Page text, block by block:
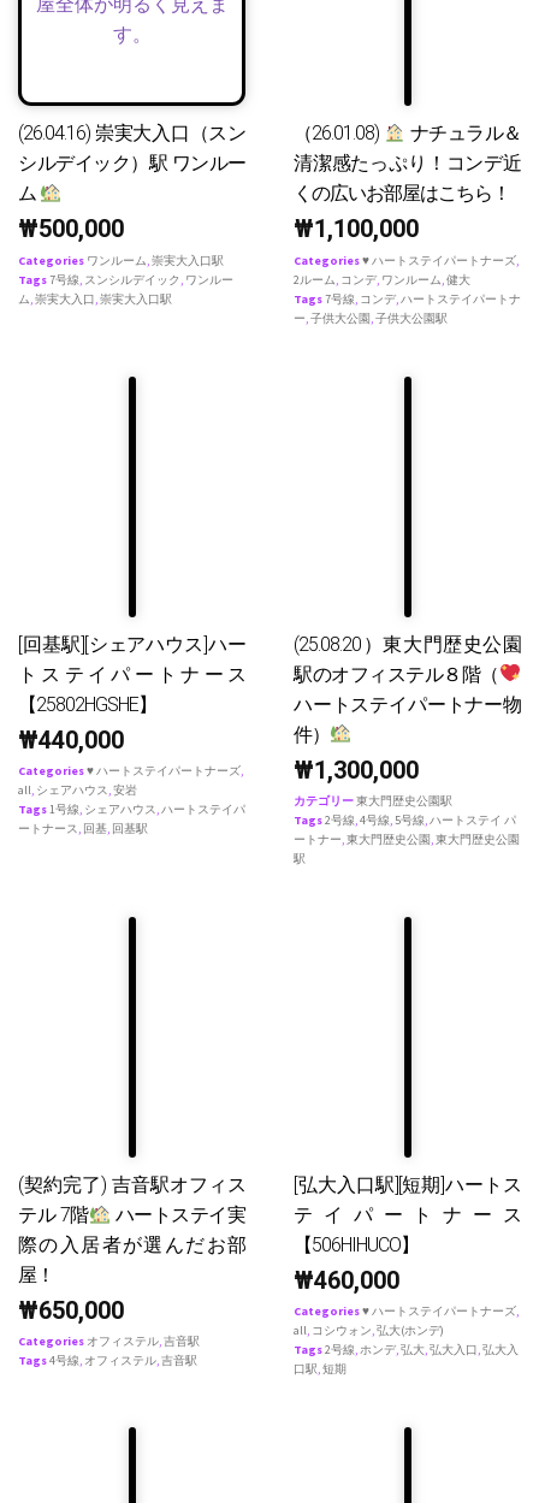
(26.04.16) 崇実大入口（スン
シルデイック）駅 ワンルー
ム
₩500,000
Categories ワンルーム,崇実大入口駅
Tags7号線, スンシルデイック , ワンルー
ム,崇実大入口,崇実大入口駅
（26.01.08)
ナチュラル＆
清潔感たっぷり！コンデ近
くの広いお部屋はこちら！
₩1,100,000
Categories♥ ハートステイパートナーズ,
2ルーム, コンデ, ワンルーム,健大
Tags7号線, コンデ,ハートステイパートナ
ー,子供大公園,子供大公園駅
[回基駅][シェアハウス]ハー
トステイパートナース
【25802HGSHE】
₩440,000
Categories♥ ハートステイパートナーズ,
all, シェアハウス,安岩
Tags1号線, シェアハウス,ハートステイパ
ートナース, 回基, 回基駅
(25.08.20）東大門歴史公園
駅のオフィステル８階（
ハートステイパートナー物
件）
₩1,300,000
カテゴリー東大門歴史公園駅
Tags2号線,4号線, 5号線,ハートステイ パ
ートナー,東大門歴史公園,東大門歴史公園
駅
(契約完了) 吉音駅オフィス
テル 7階
ハートステイ実
際の入居者が選んだお部
屋！
₩650,000
Categories オフィステル,吉音駅
Tags4号線, オフィステル,吉音駅
[弘大入口駅][短期]ハートス
テイパートナース
【506HIHUCO】
₩460,000
Categories♥ ハートステイパートナーズ,
all, コシウォン,弘大(ホンデ)
Tags2号線,ホンデ,弘大,弘大入口,弘大入
口駅,短期